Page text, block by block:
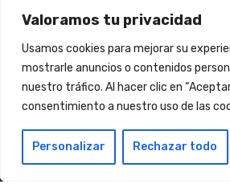
Valoramos tu privacidad
Usamos cookies para mejorar su
mostrarle anuncios o contenidos
nuestro tráfico. Al hacer clic en
consentimiento a nuestro uso de las
Personalizar Rechazar todo
Financiado por la Unión Europea –
POLINOMI Todos los
Avisos Legales
Política de
ES